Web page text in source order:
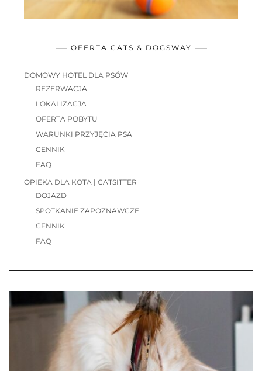
OFERTA CATS & DOGSWAY
DOMOWY HOTEL DLA PSÓW
REZERWACJA
LOKALIZACJA
OFERTA POBYTU
WARUNKI PRZYJĘCIA PSA
CENNIK
FAQ
OPIEKA DLA KOTA | CATSITTER
DOJAZD
SPOTKANIE ZAPOZNAWCZE
CENNIK
FAQ